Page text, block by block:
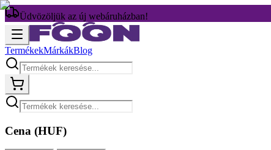
Üdvözöljük az új webáruházban!
TermékekMárkákBlog
Cena (HUF)